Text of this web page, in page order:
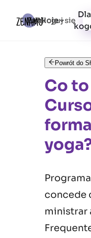
Funkcje
Dla
Zaloguj się
Powrót do
Co
concede
ministrar